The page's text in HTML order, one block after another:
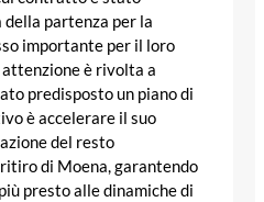
partenza per la
importante per il loro
è rivolta a
predisposto un piano di
è accelerare il suo
del resto
di Moena, garantendo
presto alle dinamiche di